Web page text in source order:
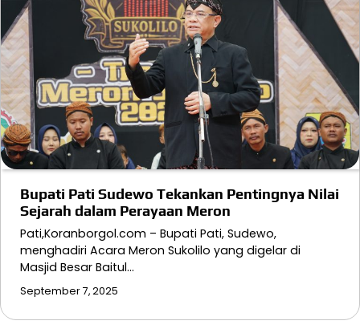
Bupati Pati Sudewo Tekankan Pentingnya Nilai
Sejarah dalam Perayaan Meron
Pati,Koranborgol.com – Bupati Pati, Sudewo,
menghadiri Acara Meron Sukolilo yang digelar di
Masjid Besar Baitul…
September 7, 2025